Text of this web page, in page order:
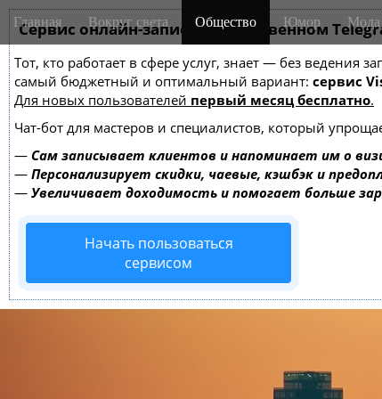
Сервис онлайн-записи на собственном
Тот, кто работает в сфере услуг, знает — без
самый бюджетный и оптимальный вариант: сервис
Для новых пользователей первый месяц бесплатно.
Чат-бот для мастеров и специалистов, который
— Сам записывает клиентов и напоминает им о
— Персонализирует скидки, чаевые, кэшбэк и
— Увеличивает доходимость и помогает больше
Начать пользоваться
сервисом
M
a
n
m
e
n
u
i
Главная Вокруг света Общество Юмор Мода